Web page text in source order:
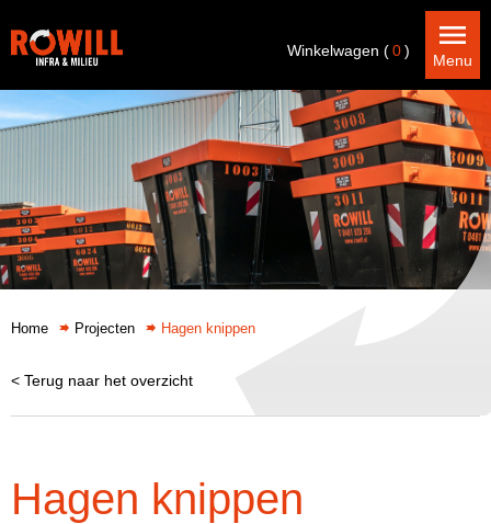
Winkelwagen (0)
Menu
Home Projecten Hagen knippen
< Terug naar het overzicht
Hagen knippen